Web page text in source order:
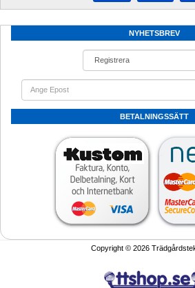
NYHETSBREV
BETALNINGSSÄTT
Copyright © 2026